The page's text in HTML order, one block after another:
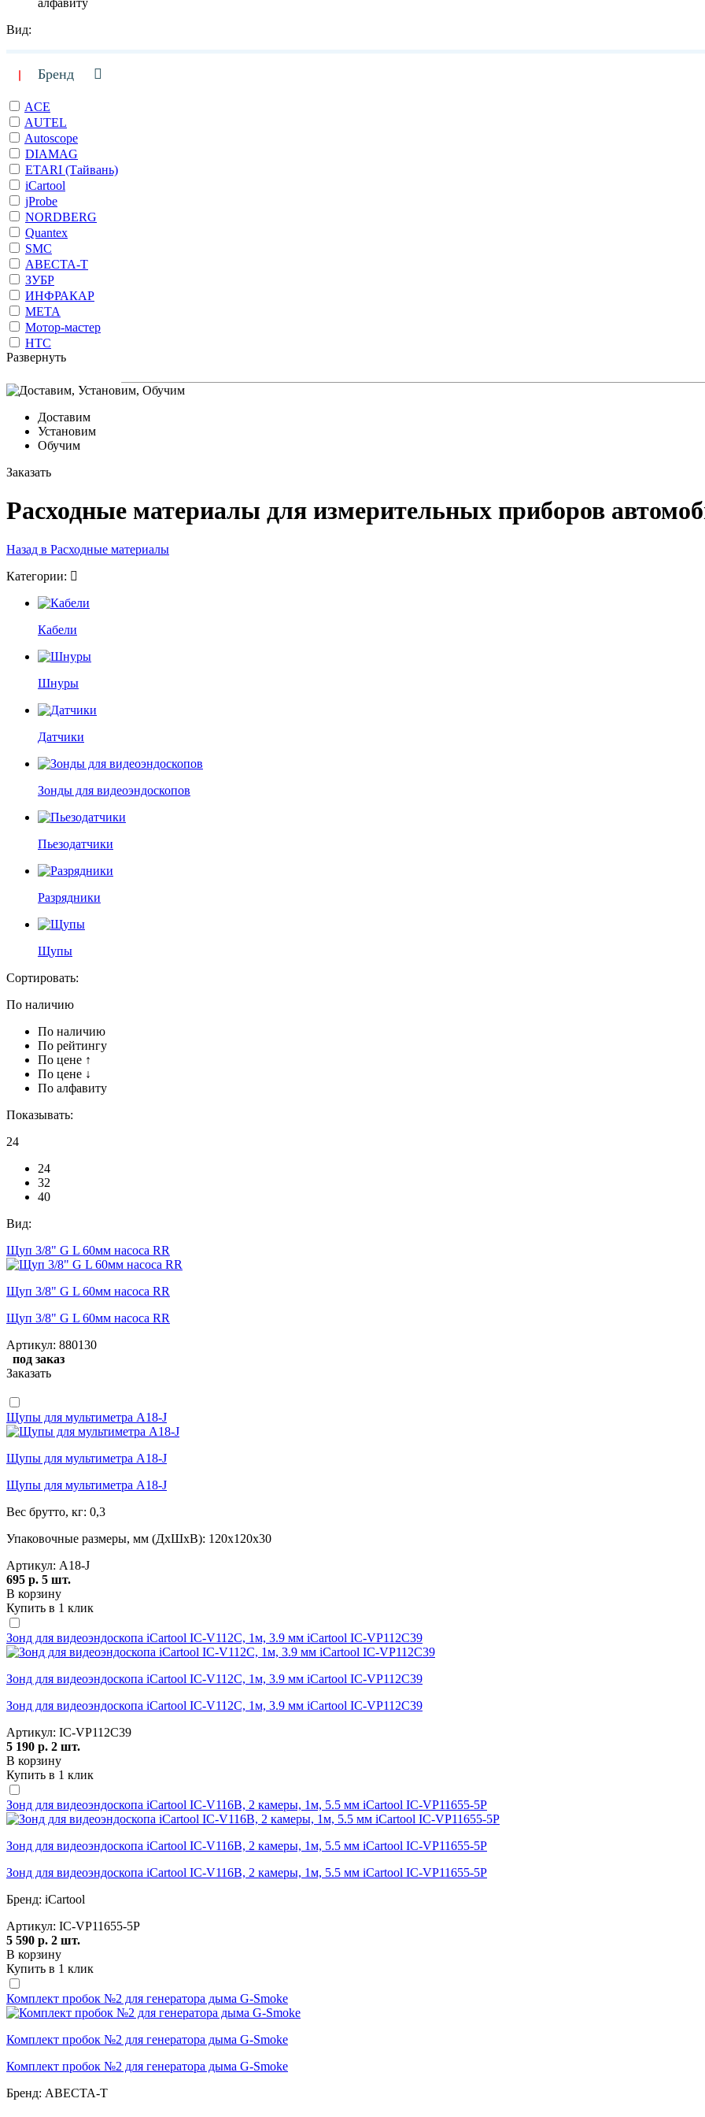
алфавиту
Вид:
Бренд
ACE
AUTEL
Autoscope
DIAMAG
ETARI (Тайвань)
iCartool
jProbe
NORDBERG
Quantex
SMC
АВЕСТА-Т
ЗУБР
ИНФРАКАР
МЕТА
Мотор-мастер
НТС
Развернуть
Доставим
Установим
Обучим
Заказать
Расходные материалы для измерительных приборов
Назад в Расходные материалы
Категории:
Кабели
Шнуры
Датчики
Зонды для видеоэндоскопов
Пьезодатчики
Разрядники
Щупы
Сортировать:
По наличию
По наличию
По рейтингу
По цене ↑
По цене ↓
По алфавиту
Показывать:
24
24
32
40
Вид:
Щуп 3/8" G L 60мм насоса RR
Щуп 3/8" G L 60мм насоса RR
Щуп 3/8" G L 60мм насоса RR
Артикул: 880130
под заказ
Заказать
Щупы для мультиметра A18-J
Щупы для мультиметра A18-J
Щупы для мультиметра A18-J
Вес брутто, кг: 0,3
Упаковочные размеры, мм (ДхШхВ): 120x120x30
Артикул: A18-J
695 р. 5 шт.
В корзину
Купить в 1 клик
Зонд для видеоэндоскопа iCartool IC-V112C, 1м, 3.9 мм iCartool IC-VP112C39
Зонд для видеоэндоскопа iCartool IC-V112C, 1м, 3.9 мм iCartool IC-VP112C39
Зонд для видеоэндоскопа iCartool IC-V112C, 1м, 3.9 мм iCartool IC-VP112C39
Артикул: IC-VP112C39
5 190 р. 2 шт.
В корзину
Купить в 1 клик
Зонд для видеоэндоскопа iCartool IC-V116B, 2 камеры, 1м, 5.5 мм iCartool IC-VP11655-5P
Зонд для видеоэндоскопа iCartool IC-V116B, 2 камеры, 1м, 5.5 мм iCartool IC-VP11655-5P
Зонд для видеоэндоскопа iCartool IC-V116B, 2 камеры, 1м, 5.5 мм iCartool IC-VP11655-5P
Бренд: iCartool
Артикул: IC-VP11655-5P
5 590 р. 2 шт.
В корзину
Купить в 1 клик
Комплект пробок №2 для генератора дыма G-Smoke
Комплект пробок №2 для генератора дыма G-Smoke
Комплект пробок №2 для генератора дыма G-Smoke
Бренд: АВЕСТА-Т